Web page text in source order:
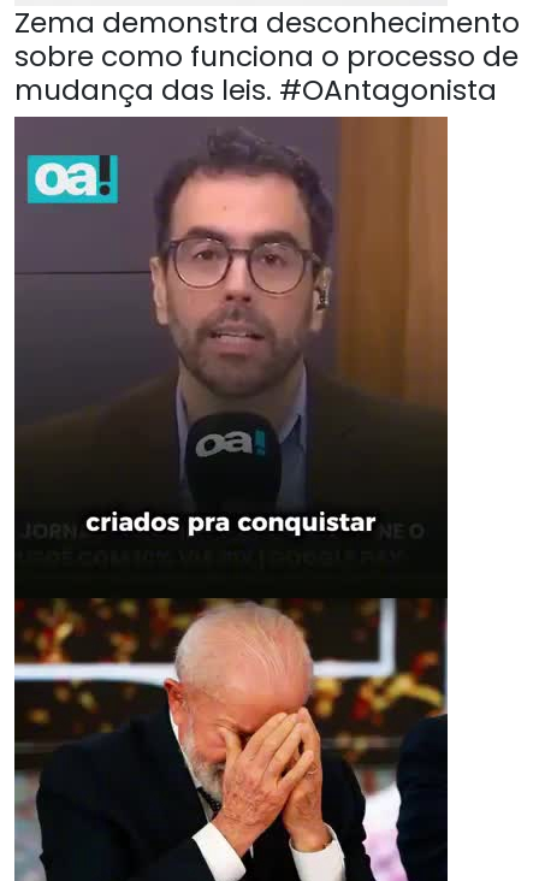
Zema demonstra desconhecimento
sobre como funciona o processo de
mudança das leis. #OAntagonista